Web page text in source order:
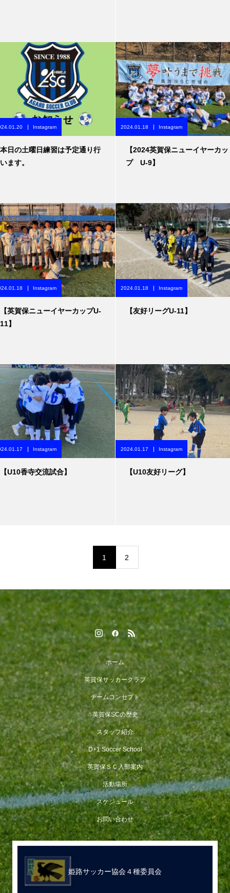
Instagram
本日の土曜日練習は予定通り行
います。
2024.01.18 Instagram
【2024英賀保ニューイヤーカッ
プ U-9】
Instagram
【英賀保ニューイヤーカップU-
11】
2024.01.18 Instagram
【友好リーグU-11】
Instagram
【U10香寺交流試合】
2024.01.17 Instagram
【U10友好リーグ】
1 2
ホーム
英賀保サッカークラブ
チームコンセプト
英賀保SCの歴史
スタッフ紹介
D+1 Soccer School
英賀保ＳＣ入部案内
活動場所
スケジュール
お問い合わせ
姫路サッカー協会４種委員会